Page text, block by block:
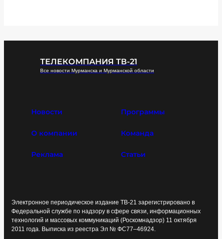
ТЕЛЕКОМПАНИЯ ТВ-21
Все новости Мурманска и Мурманской области
Новости Программы
О компании Команда
Реклама Статьи
Электронное периодическое издание ТВ-21 зарегистрировано в
Федеральной службе по надзору в сфере связи, информационных
технологий и массовых коммуникаций (Роскомнадзор) 11 октября
2011 года. Выписка из реестра Эл № ФС77–46924.